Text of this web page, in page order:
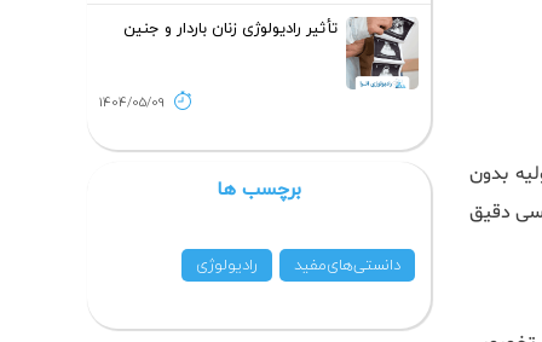
بدون
دقیق
تأثیر رادیولوژی زنان باردار و جنین
1404/05/09
برچسب ها
دانستی‌های‌مفید رادیولوژی